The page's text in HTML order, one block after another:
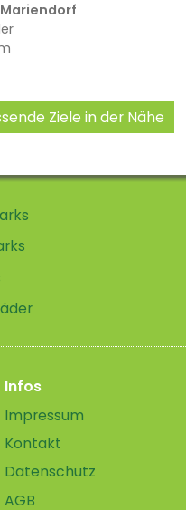
Ziele in der Nähe
Infos
Impressum
Kontakt
Datenschutz
AGB